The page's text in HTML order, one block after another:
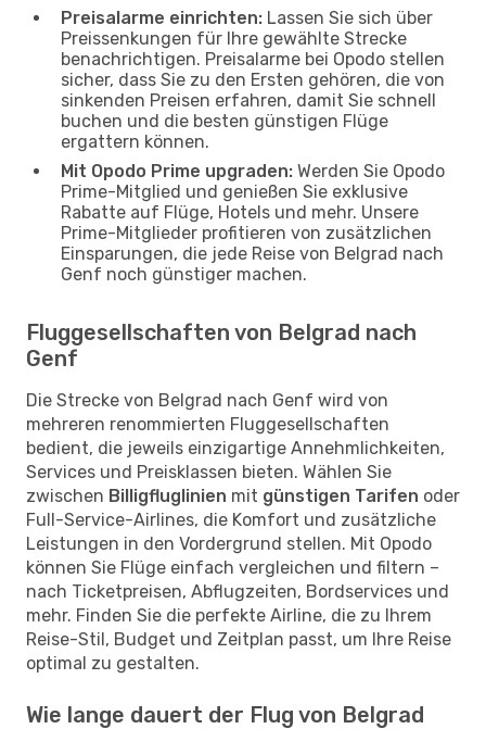
Preisalarme einrichten: Lassen Sie sich über
Preissenkungen für Ihre gewählte Strecke
benachrichtigen. Preisalarme bei Opodo stellen
sicher, dass Sie zu den Ersten gehören, die von
sinkenden Preisen erfahren, damit Sie schnell
buchen und die besten günstigen Flüge
ergattern können.
Mit Opodo Prime upgraden: Werden Sie Opodo
Prime-Mitglied und genießen Sie exklusive
Rabatte auf Flüge, Hotels und mehr. Unsere
Prime-Mitglieder profitieren von zusätzlichen
Einsparungen, die jede Reise von Belgrad nach
Genf noch günstiger machen.
Fluggesellschaften von Belgrad nach
Genf
Die Strecke von Belgrad nach Genf wird von
mehreren renommierten Fluggesellschaften
bedient, die jeweils einzigartige Annehmlichkeiten,
Services und Preisklassen bieten. Wählen Sie
zwischen Billigfluglinien mit günstigen Tarifen oder
Full-Service-Airlines, die Komfort und zusätzliche
Leistungen in den Vordergrund stellen. Mit Opodo
können Sie Flüge einfach vergleichen und filtern –
nach Ticketpreisen, Abflugzeiten, Bordservices und
mehr. Finden Sie die perfekte Airline, die zu Ihrem
Reise-Stil, Budget und Zeitplan passt, um Ihre Reise
optimal zu gestalten.
Wie lange dauert der Flug von Belgrad